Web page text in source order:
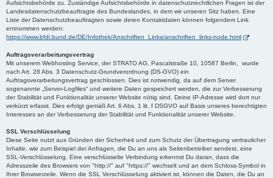
Aufsichtsbehörde zu. Zuständige Aufsichtsbehörde in datenschutzrechtlichen Fragen ist der
Landesdatenschutzbeauftragte des Bundeslandes, in dem wir unseren Sitz haben. Eine
Liste der Datenschutzbeauftragten sowie deren Kontaktdaten können folgendem Link
entnommen werden:
https://www.bfdi.bund.de/DE/Infothek/Anschriften_Links/anschriften_links-node.html
Auftragsverarbeitungsvertrag
Mit unserem Webhosting Service, der STRATO AG, Pascalstraße 10, 10587 Berlin, wurde
nach Art. 28 Abs. 3 Datenschutz-Grundverordnung (DS-GVO) ein
Auftragsverarbeitungsvertrag geschlossen. Dies ist notwendig, da auf dem Server
sogenannte „Server-Logfiles“ und weitere Daten gespeichert werden, die zur Verbesserung
der Stabilität und Funktionalität unserer Website nötig sind. Deine IP-Adresse wird dort nur
verkürzt erfasst. Dies erfolgt gemäß Art. 6 Abs. 1 lit. f DSGVO auf Basis unseres berechtigten
Interesses an der Verbesserung der Stabilität und Funktionalität unserer Website.
SSL Verschlüsselung
Diese Seite nutzt aus Gründen der Sicherheit und zum Schutz der Übertragung vertraulicher
Inhalte, wie zum Beispiel der Anfragen, die Du an uns als Seitenbetreiber sendest, eine
SSL-Verschlüsselung. Eine verschlüsselte Verbindung erkennst Du daran, dass die
Adresszeile des Browsers von "http://" auf "https://" wechselt und an dem Schloss-Symbol in
Ihrer Browserzeile. Wenn die SSL Verschlüsselung aktiviert ist, können die Daten, die Du an